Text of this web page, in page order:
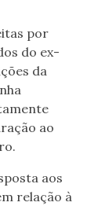
por
do ex-
da
ao
aos
relação à